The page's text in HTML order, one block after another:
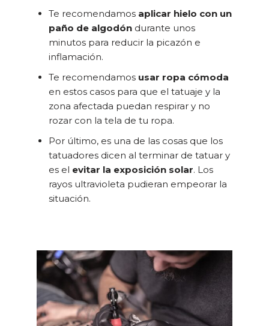
Te recomendamos aplicar hielo con un
paño de algodón durante unos
minutos para reducir la picazón e
inflamación.
Te recomendamos usar ropa cómoda
en estos casos para que el tatuaje y la
zona afectada puedan respirar y no
rozar con la tela de tu ropa.
Por último, es una de las cosas que los
tatuadores dicen al terminar de tatuar y
es el evitar la exposición solar. Los
rayos ultravioleta pudieran empeorar la
situación.